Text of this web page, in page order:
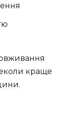
краще